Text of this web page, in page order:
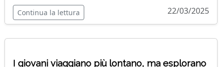
Continua la lettura 22/03/2025
I giovani viaggiano più lontano, ma esplorano